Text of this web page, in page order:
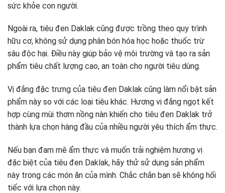
sức khỏe con người.
Ngoài ra, tiêu đen Daklak cũng được trồng theo quy trình
hữu cơ, không sử dụng phân bón hóa học hoặc thuốc trừ
sâu độc hại. Điều này giúp bảo vệ môi trường và tạo ra sản
phẩm tiêu chất lượng cao, an toàn cho người tiêu dùng.
Vị đắng đặc trưng của tiêu đen Daklak cũng làm nổi bật sản
phẩm này so với các loại tiêu khác. Hương vị đắng ngọt kết
hợp cùng mùi thơm nồng nàn khiến cho tiêu đen Daklak trở
thành lựa chọn hàng đầu của nhiều người yêu thích ẩm thực.
Nếu bạn đam mê ẩm thực và muốn trải nghiệm hương vị
đặc biệt của tiêu đen Daklak, hãy thử sử dụng sản phẩm
này trong các món ăn của mình. Chắc chắn bạn sẽ không hối
tiếc với lựa chọn này.